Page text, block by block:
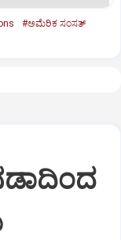
#ಅಮೆರಿಕ ಸಂಸತ್‌